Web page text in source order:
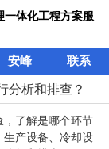
一体化工程方案服
安峰 联系
分析和排查？
了解是哪个环节
生产设备、冷却设